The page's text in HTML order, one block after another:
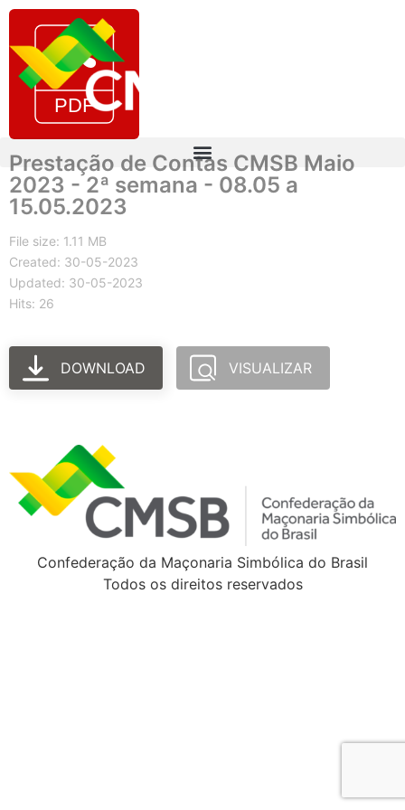
Prestação de Contas CMSB Maio
2023 - 2ª semana - 08.05 a
15.05.2023
File size: 1.11 MB
Created: 30-05-2023
Updated: 30-05-2023
Hits: 26
DOWNLOAD VISUALIZAR
Confederação da Maçonaria Simbólica do Brasil
Todos os direitos reservados